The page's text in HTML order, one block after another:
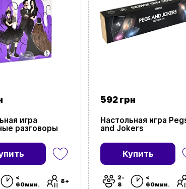
игра
разговоры
<
60мин.
8+
592 грн
Настольная игра
and Jokers
Купить
2-
8
<
60мин.